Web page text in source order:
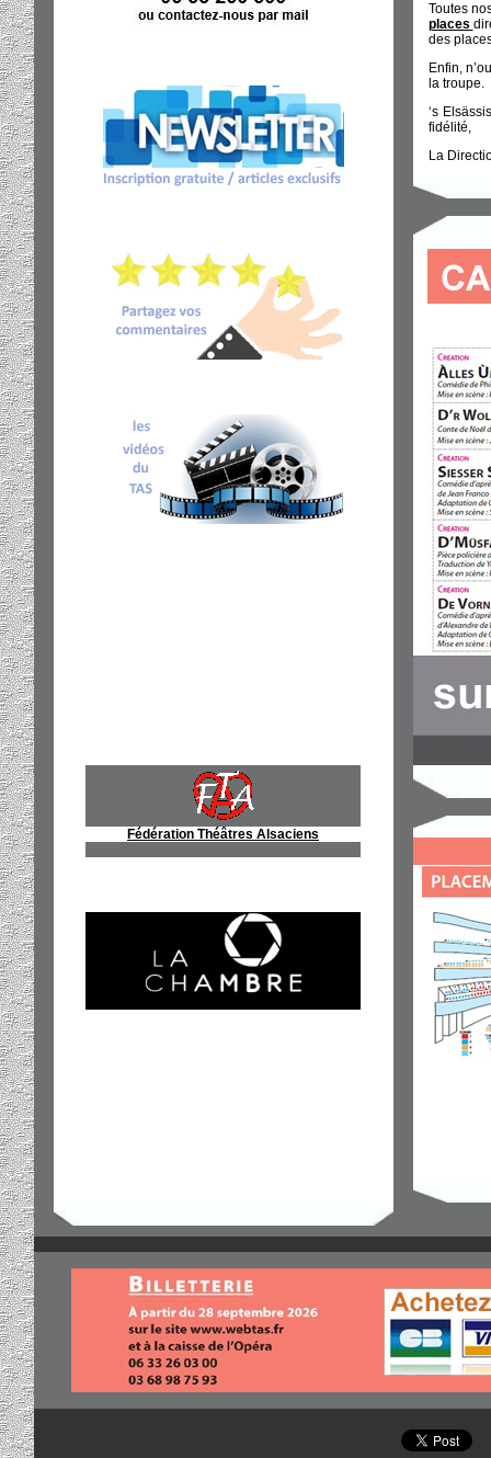
Fédération Théâtres Alsaciens
Toutes
places
des
Enfin,
la troupe.
‘s
fidélité,
La